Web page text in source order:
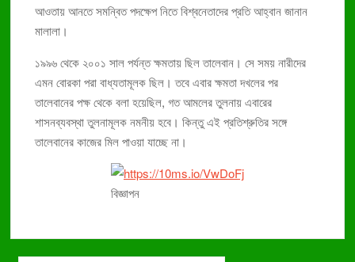
আওতায় আনতে সমন্বিত পদক্ষেপ নিতে বিশ্বনেতাদের প্রতি আহ্বান জানান
মালালা।
১৯৯৬ থেকে ২০০১ সাল পর্যন্ত ক্ষমতায় ছিল তালেবান। সে সময় নারীদের
এমন বোরকা পরা বাধ্যতামূলক ছিল। তবে এবার ক্ষমতা দখলের পর
তালেবানের পক্ষ থেকে বলা হয়েছিল, গত আমলের তুলনায় এবারের
শাসনব্যবস্থা তুলনামূলক নমনীয় হবে। কিন্তু এই প্রতিশ্রুতির সঙ্গে
তালেবানের কাজের মিল পাওয়া যাচ্ছে না।
বিজ্ঞাপন